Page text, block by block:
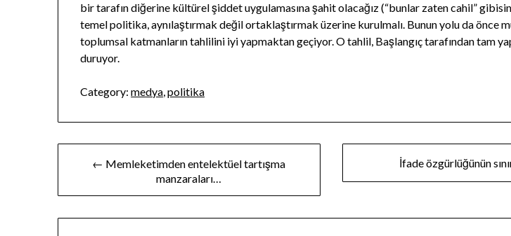
bir tarafın diğerine kültürel şiddet uygulamasına şahit olacağız (“bunlar zaten cahil”
temel politika, aynılaştırmak değil ortaklaştırmak üzerine kurulmalı. Bunun yolu da önce
toplumsal katmanların tahlilini iyi yapmaktan geçiyor. O tahlil, Başlangıç tarafından tam
duruyor.
Category: medya,politika
← Memleketimden entelektüel tartışma
manzaraları…
İfade özgürlüğünün